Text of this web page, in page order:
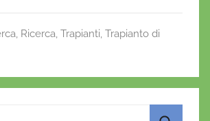
o
A
p
st
, Ricerca, Trapianti, Trapianto di